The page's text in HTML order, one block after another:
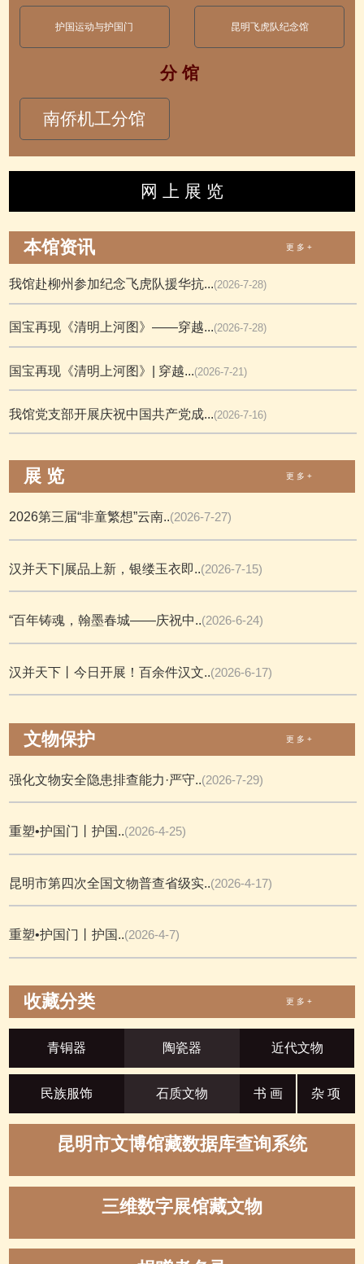
护国运动与护国门 昆明飞虎队纪念馆
分 馆
南侨机工分馆
网 上 展 览
本馆资讯 更 多 +
我馆赴柳州参加纪念飞虎队援华抗...(2026-7-28)
国宝再现《清明上河图》——穿越...(2026-7-28)
国宝再现《清明上河图》| 穿越...(2026-7-21)
我馆党支部开展庆祝中国共产党成...(2026-7-16)
展 览 更 多 +
2026第三届“非童繁想”云南..(2026-7-27)
汉并天下|展品上新，银缕玉衣即..(2026-7-15)
“百年铸魂，翰墨春城——庆祝中..(2026-6-24)
汉并天下丨今日开展！百余件汉文..(2026-6-17)
文物保护 更 多 +
强化文物安全隐患排查能力·严守..(2026-7-29)
重塑•护国门丨护国..(2026-4-25)
昆明市第四次全国文物普查省级实..(2026-4-17)
重塑•护国门丨护国..(2026-4-7)
收藏分类 更 多 +
青铜器 陶瓷器 近代文物
民族服饰 石质文物 书 画 杂 项
昆明市文博馆藏数据库查询系统
三维数字展馆藏文物